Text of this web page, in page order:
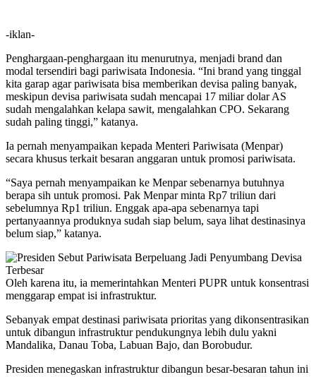
-iklan-
Penghargaan-penghargaan itu menurutnya, menjadi brand dan
modal tersendiri bagi pariwisata Indonesia. “Ini brand yang tinggal
kita garap agar pariwisata bisa memberikan devisa paling banyak,
meskipun devisa pariwisata sudah mencapai 17 miliar dolar AS
sudah mengalahkan kelapa sawit, mengalahkan CPO. Sekarang
sudah paling tinggi,” katanya.
Ia pernah menyampaikan kepada Menteri Pariwisata (Menpar)
secara khusus terkait besaran anggaran untuk promosi pariwisata.
“Saya pernah menyampaikan ke Menpar sebenarnya butuhnya
berapa sih untuk promosi. Pak Menpar minta Rp7 triliun dari
sebelumnya Rp1 triliun. Enggak apa-apa sebenarnya tapi
pertanyaannya produknya sudah siap belum, saya lihat destinasinya
belum siap,” katanya.
Oleh karena itu, ia memerintahkan Menteri PUPR untuk konsentrasi
menggarap empat isi infrastruktur.
Sebanyak empat destinasi pariwisata prioritas yang dikonsentrasikan
untuk dibangun infrastruktur pendukungnya lebih dulu yakni
Mandalika, Danau Toba, Labuan Bajo, dan Borobudur.
Presiden menegaskan infrastruktur dibangun besar-besaran tahun ini